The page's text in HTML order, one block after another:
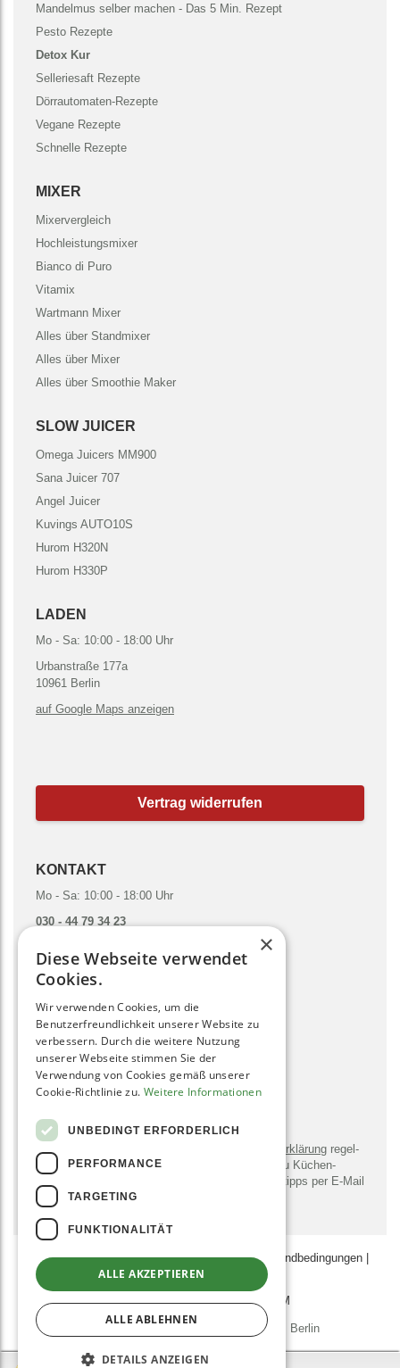
Mandelmus selber machen - Das 5 Min. Rezept
Pesto Rezepte
Detox Kur
Selleriesaft Rezepte
Dörrautomaten-Rezepte
Vegane Rezepte
Schnelle Rezepte
MIXER
Mixervergleich
Hochleistungsmixer
Bianco di Puro
Vitamix
Wartmann Mixer
Alles über Standmixer
Alles über Mixer
Alles über Smoothie Maker
SLOW JUICER
Omega Juicers MM900
Sana Juicer 707
Angel Juicer
Kuvings AUTO10S
Hurom H320N
Hurom H330P
LADEN
Mo - Sa: 10:00 - 18:00 Uhr
Urbanstraße 177a
10961 Berlin
auf Google Maps anzeigen
Vertrag widerrufen
KONTAKT
Mo - Sa: 10:00 - 18:00 Uhr
030 - 44 79 34 23
zum Kontaktformular
SOCIAL MEDIA
NEWSLETTER
Bitte sendet mir entsprechend der Daten­schutz­erklärung regel­
mäßig und jederzeit wider­ruflich Infor­mationen zu Küchen­
geräten, -utensilien, Rezepten und Zu­bereitungs­tipps per E-Mail
AGB|Datenschutz­erklärung|Zahlungs- & Versand­bedingungen|
Impressum
JOBS
AFFILIATE-PROGRAMM
© 2011 - 2026 Grüne Smoothies GmbH, Berlin
SEHR GUT (4.9 / 5)
×
Diese Webseite verwendet
Cookies.
Wir verwenden Cookies, um die
Benutzerfreundlichkeit unserer Website zu
verbessern. Durch die weitere Nutzung
unserer Webseite stimmen Sie der
Verwendung von Cookies gemäß unserer
Cookie-Richtlinie zu. Weitere Informationen
UNBEDINGT ERFORDERLICH
PERFORMANCE
TARGETING
FUNKTIONALITÄT
ALLE AKZEPTIEREN
ALLE ABLEHNEN
DETAILS ANZEIGEN